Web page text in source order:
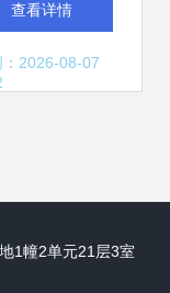
小企业网络
查看详情
2026-08-07
1幢2单元21层3室